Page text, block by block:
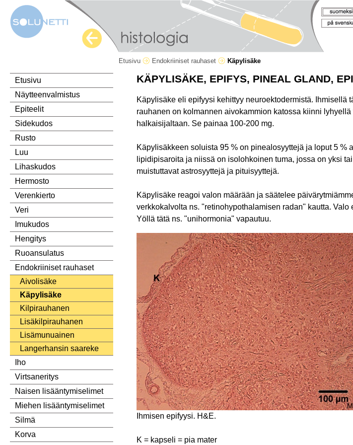
Etusivu Endokriiniset rauhaset Käpylisäke
Etusivu
Näytteenvalmistus
Epiteelit
Sidekudos
Rusto
Luu
Lihaskudos
Hermosto
Verenkierto
Veri
Imukudos
Hengitys
Ruoansulatus
Endokriiniset rauhaset
Aivolisäke
Käpylisäke
Kilpirauhanen
Lisäkilpirauhanen
Lisämunuainen
Langerhansin saareke
Iho
Virtsaneritys
Naisen lisääntymiselimet
Miehen lisääntymiselimet
Silmä
Korva
KÄPYLISÄKE, EPIFYS, PINEAL GLAND,
Käpylisäke eli epifyysi kehittyy neuroektodermistä. Ihmisellä
rauhanen on kolmannen aivokammion katossa kiinni
halkaisijaltaan. Se painaa 100-200 mg.
Käpylisäkkeen soluista 95 % on pinealosyyttejä ja loput 5
lipidipisaroita ja niissä on isolohkoinen tuma, jossa on yksi
muistuttavat astrosyyttejä ja pituisyyttejä.
Käpylisäke reagoi valon määrään ja säätelee
verkkokalvolta ns. "retinohypothalamisen radan" kautta. Valo
Yöllä tätä ns. "unihormonia" vapautuu.
Ihmisen epifyysi. H&E.
K = kapseli = pia mater